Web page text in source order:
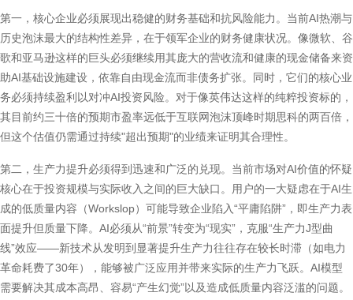
第一，核心企业必须展现出稳健的财务基础和抗风险能力。当前AI热潮与
历史泡沫最大的结构性差异，在于领军企业的财务健康状况。像微软、谷
歌和亚马逊这样的巨头必须继续用其庞大的营收流和健康的现金储备来资
助AI基础设施建设，依靠自由现金流而非债务扩张。同时，它们的核心业
务必须持续盈利以对冲AI投资风险。对于像英伟达这样的纯粹投资标的，
其目前约三十倍的预期市盈率远低于互联网泡沫顶峰时期思科的两百倍，
但这个估值仍需通过持续"超出预期"的业绩来证明其合理性。
第二，生产力提升必须得到迅速和广泛的兑现。当前市场对AI价值的怀疑
核心在于投资规模与实际收入之间的巨大缺口。用户的一大疑虑在于AI生
成的低质量内容（Workslop）可能导致企业陷入“平庸陷阱”，即生产力表
面提升但质量下降。AI必须从“前景”转变为“现实”，克服“生产力J型曲
线”效应——新技术从发明到显著提升生产力往往存在较长时滞（如电力
革命耗费了30年），能够被广泛应用并带来实际的生产力飞跃。AI模型
需要解决其成本高昂、容易“产生幻觉”以及造成低质量内容泛滥的问题。